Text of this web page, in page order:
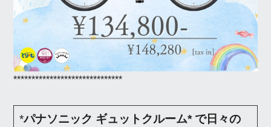
******************************
*パナソニック ギュットクルーム* で日々の